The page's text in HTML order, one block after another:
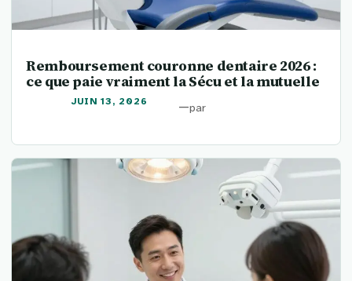
Remboursement couronne dentaire 2026 :
ce que paie vraiment la Sécu et la mutuelle
JUIN 13, 2026 —par